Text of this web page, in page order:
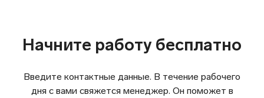
Начните работу бесплатно
Введите контактные данные. В течение рабочего
дня с вами свяжется менеджер. Он поможет в